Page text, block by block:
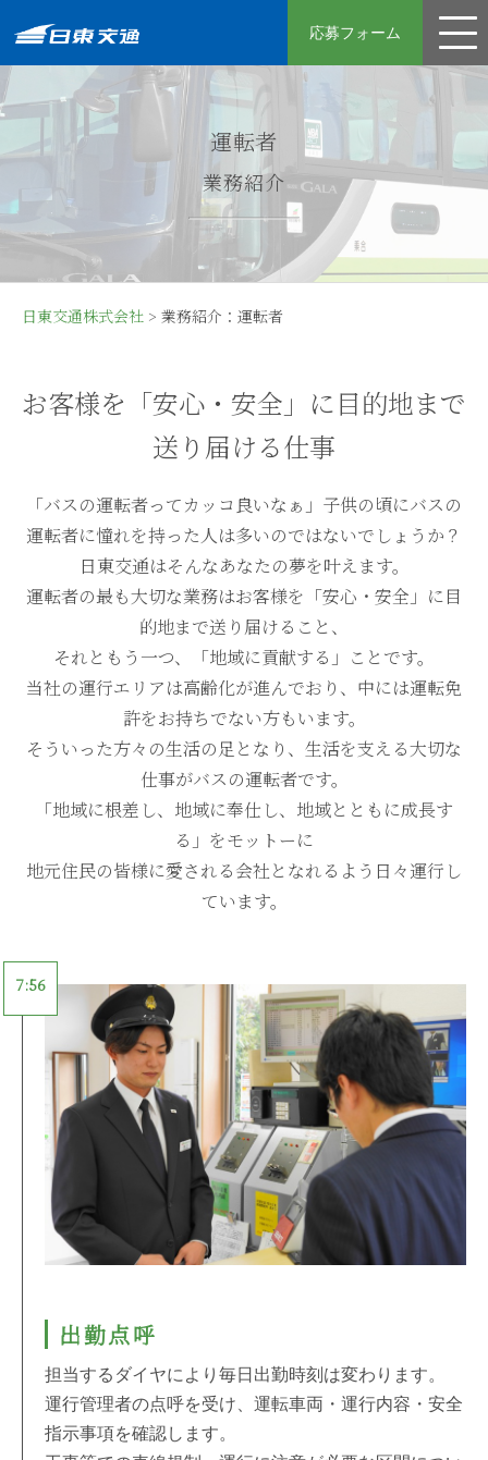
応募フォーム
運転手
整備士
先輩社員の声
採用フロー
日東交通の強み
女性の皆さんへ
運転者
業務紹介
日東交通株式会社 > 業務紹介：運転者
お客様を「安心・安全」に目的地まで
送り届ける仕事
「バスの運転者ってカッコ良いなぁ」子供の頃にバスの
運転者に憧れを持った人は多いのではないでしょうか？
日東交通はそんなあなたの夢を叶えます。
運転者の最も大切な業務はお客様を「安心・安全」に目
的地まで送り届けること、
それともう一つ、「地域に貢献する」ことです。
当社の運行エリアは高齢化が進んでおり、中には運転免
許をお持ちでない方もいます。
そういった方々の生活の足となり、生活を支える大切な
仕事がバスの運転者です。
「地域に根差し、地域に奉仕し、地域とともに成長す
る」をモットーに
地元住民の皆様に愛される会社となれるよう日々運行し
ています。
7:56
出勤点呼
担当するダイヤにより毎日出勤時刻は変わります。
運行管理者の点呼を受け、運転車両・運行内容・安全
指示事項を確認します。